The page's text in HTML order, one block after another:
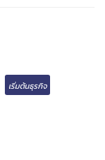
เริ่มต้นธุรกิจ